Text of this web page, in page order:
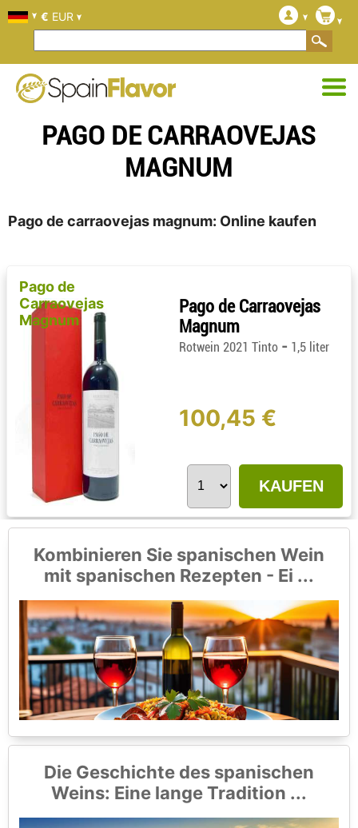
PAGO DE CARRAOVEJAS
MAGNUM
Pago de carraovejas magnum: Online kaufen
Pago de
Carraovejas
Magnum
Pago de Carraovejas
Magnum
Rotwein 2021 Tinto - 1,5 liter
100,45 €
KAUFEN
Kombinieren Sie spanischen Wein
mit spanischen Rezepten - Ei ...
Die Geschichte des spanischen
Weins: Eine lange Tradition ...
€ EUR